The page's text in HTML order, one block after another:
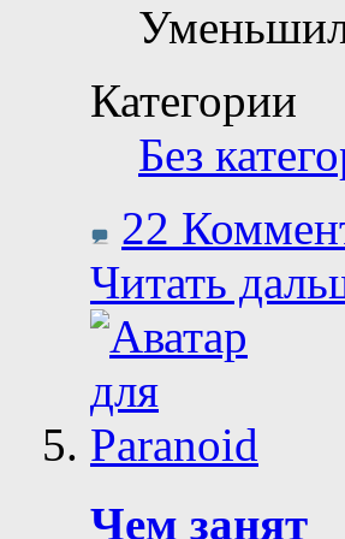
Категории
Без
22
Читать
Чем занят